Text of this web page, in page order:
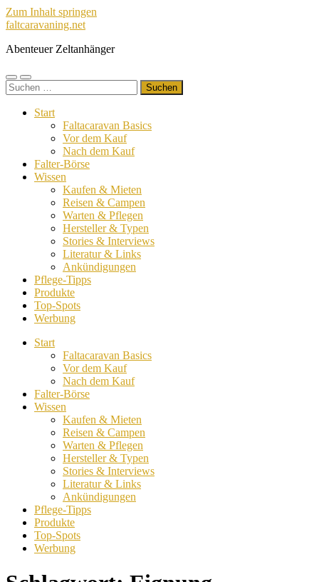
Zum Inhalt springen
faltcaravaning.net
Abenteuer Zeltanhänger
Mobile-
Menü
Suchfeld
ein-/ausblenden
Suchen
nach:
Start
Faltacaravan Basics
Vor dem Kauf
Nach dem Kauf
Falter-Börse
Wissen
Kaufen & Mieten
Reisen & Campen
Warten & Pflegen
Hersteller & Typen
Stories & Interviews
Literatur & Links
Ankündigungen
Pflege-Tipps
Produkte
Top-Spots
Werbung
Start
Faltacaravan Basics
Vor dem Kauf
Nach dem Kauf
Falter-Börse
Wissen
Kaufen & Mieten
Reisen & Campen
Warten & Pflegen
Hersteller & Typen
Stories & Interviews
Literatur & Links
Ankündigungen
Pflege-Tipps
Produkte
Top-Spots
Werbung